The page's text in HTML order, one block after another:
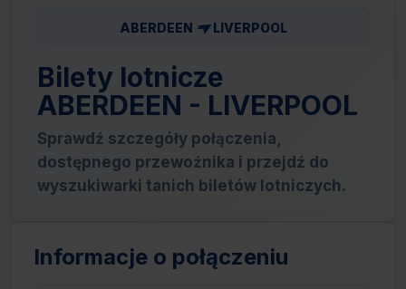
ABERDEEN LIVERPOOL
Bilety lotnicze
ABERDEEN - LIVERPOOL
Sprawdź szczegóły połączenia,
dostępnego przewoźnika i przejdź do
wyszukiwarki tanich biletów lotniczych.
Informacje o połączeniu